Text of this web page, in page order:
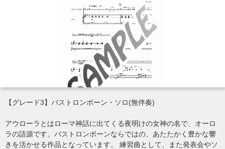
【グレード3】バストロンボーン・ソロ(無伴奏)
アウローラとはローマ神話に出てくる夜明けの女神の名で、オーロ
ラの語源です。バストロンボーンならではの、あたたかく豊かな響
きを活かせる作品となっています。 練習曲として、また発表会やソ